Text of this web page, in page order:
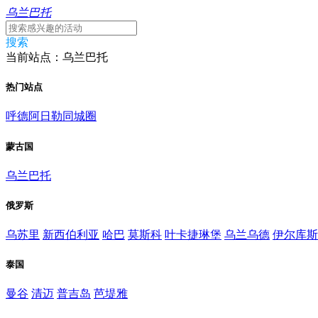
乌兰巴托
搜索
当前站点：乌兰巴托
热门站点
呼德阿日勒同城圈
蒙古国
乌兰巴托
俄罗斯
乌苏里 新西伯利亚 哈巴 莫斯科 叶卡捷琳堡 乌兰乌德 伊尔库
泰国
曼谷 清迈 普吉岛 芭堤雅